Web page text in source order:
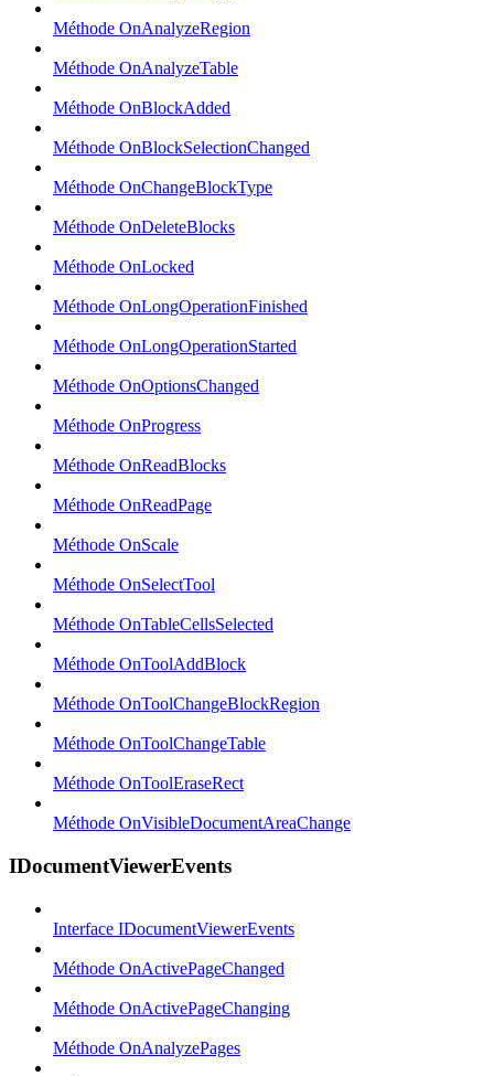
Méthode OnAnalyzeRegion
Méthode OnAnalyzeTable
Méthode OnBlockAdded
Méthode OnBlockSelectionChanged
Méthode OnChangeBlockType
Méthode OnDeleteBlocks
Méthode OnLocked
Méthode OnLongOperationFinished
Méthode OnLongOperationStarted
Méthode OnOptionsChanged
Méthode OnProgress
Méthode OnReadBlocks
Méthode OnReadPage
Méthode OnScale
Méthode OnSelectTool
Méthode OnTableCellsSelected
Méthode OnToolAddBlock
Méthode OnToolChangeBlockRegion
Méthode OnToolChangeTable
Méthode OnToolEraseRect
Méthode OnVisibleDocumentAreaChange
IDocumentViewerEvents
Interface IDocumentViewerEvents
Méthode OnActivePageChanged
Méthode OnActivePageChanging
Méthode OnAnalyzePages